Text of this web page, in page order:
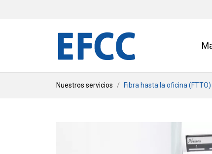
Nuestros servicios Fibra hasta la oficina (FTTO)